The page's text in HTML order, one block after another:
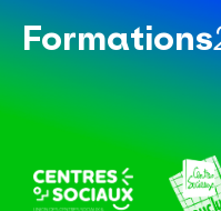
Formations​